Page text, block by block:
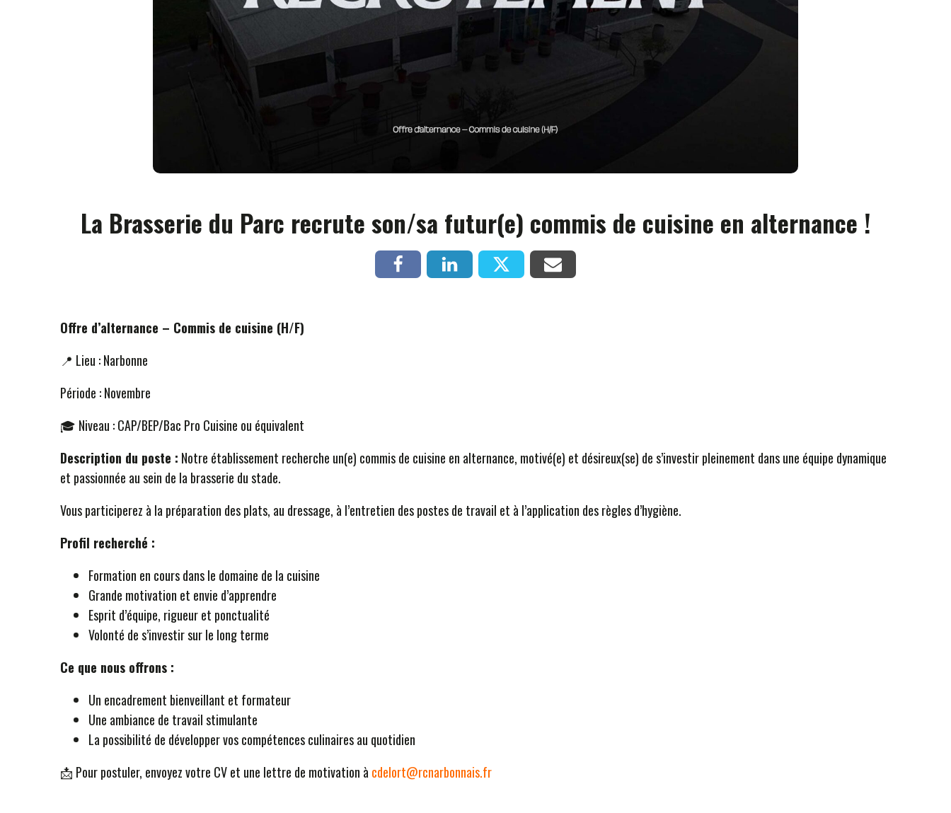
La Brasserie du Parc recrute son/sa futur(e) commis de cuisine en alternance !
Offre d’alternance – Commis de cuisine (H/F)
📍 Lieu : Narbonne
Période : Novembre
🎓 Niveau : CAP/BEP/Bac Pro Cuisine ou équivalent
Description du poste : Notre établissement recherche un(e) commis de cuisine en alternance, motivé(e) et désireux(se) de s’investir pleinement dans une équipe dynamique
et passionnée au sein de la brasserie du stade.
Vous participerez à la préparation des plats, au dressage, à l’entretien des postes de travail et à l’application des règles d’hygiène.
Profil recherché :
Formation en cours dans le domaine de la cuisine
Grande motivation et envie d’apprendre
Esprit d’équipe, rigueur et ponctualité
Volonté de s’investir sur le long terme
Ce que nous offrons :
Un encadrement bienveillant et formateur
Une ambiance de travail stimulante
La possibilité de développer vos compétences culinaires au quotidien
📩 Pour postuler, envoyez votre CV et une lettre de motivation à cdelort@rcnarbonnais.fr